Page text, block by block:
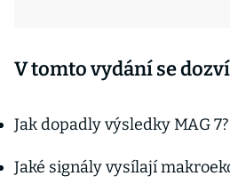
V tomto vydání se
Jak dopadly výsledky MAG 7?
Jaké signály vysílají